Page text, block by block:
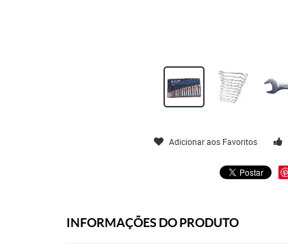
Adicionar aos Favoritos
INFORMAÇÕES DO PRODUTO